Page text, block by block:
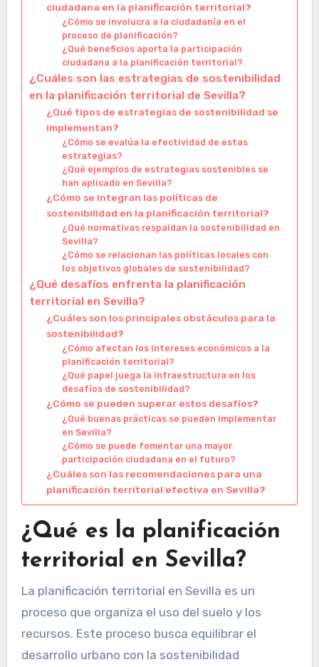
ciudadana en la planificación territorial?
¿Cómo se involucra a la ciudadanía en el
proceso de planificación?
¿Qué beneficios aporta la participación
ciudadana a la planificación territorial?
¿Cuáles son las estrategias de sostenibilidad
en la planificación territorial de Sevilla?
¿Qué tipos de estrategias de sostenibilidad se
implementan?
¿Cómo se evalúa la efectividad de estas
estrategias?
¿Qué ejemplos de estrategias sostenibles se
han aplicado en Sevilla?
¿Cómo se integran las políticas de
sostenibilidad en la planificación territorial?
¿Qué normativas respaldan la sostenibilidad en
Sevilla?
¿Cómo se relacionan las políticas locales con
los objetivos globales de sostenibilidad?
¿Qué desafíos enfrenta la planificación
territorial en Sevilla?
¿Cuáles son los principales obstáculos para la
sostenibilidad?
¿Cómo afectan los intereses económicos a la
planificación territorial?
¿Qué papel juega la infraestructura en los
desafíos de sostenibilidad?
¿Cómo se pueden superar estos desafíos?
¿Qué buenas prácticas se pueden implementar
en Sevilla?
¿Cómo se puede fomentar una mayor
participación ciudadana en el futuro?
¿Cuáles son las recomendaciones para una
planificación territorial efectiva en Sevilla?
¿Qué es la planificación
territorial en Sevilla?
La planificación territorial en Sevilla es un
proceso que organiza el uso del suelo y los
recursos. Este proceso busca equilibrar el
desarrollo urbano con la sostenibilidad